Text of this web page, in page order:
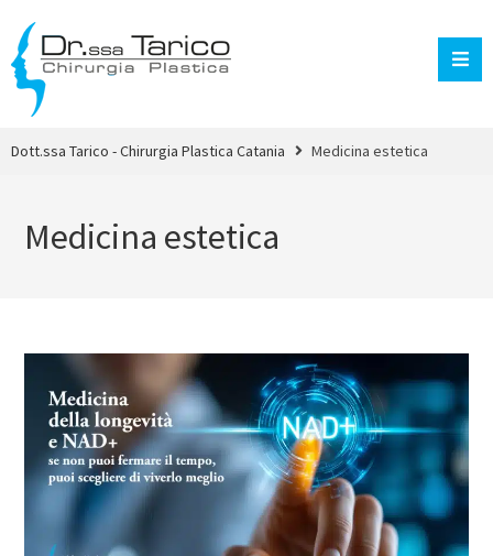
Dott.ssa Tarico - Chirurgia Plastica Catania Medicina estetica
Medicina estetica